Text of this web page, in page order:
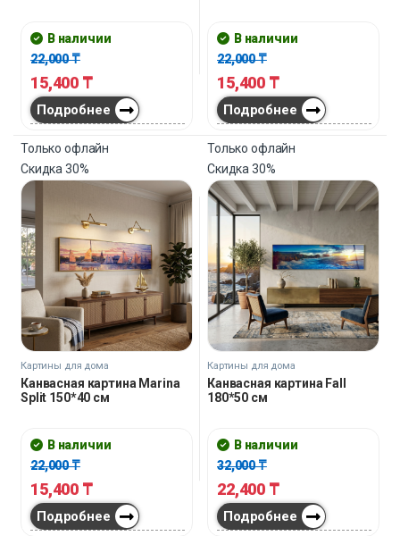
В наличии
22,000₸
15,400 ₸
Подробнее
В наличии
22,000₸
15,400 ₸
Подробнее
Только офлайн
Скидка30%
Картины для дома
Канвасная картина Marina
Split 150*40 см
В наличии
22,000₸
15,400 ₸
Подробнее
Только офлайн
Скидка30%
Картины для дома
Канвасная картина Fall
180*50 см
В наличии
32,000₸
22,400 ₸
Подробнее